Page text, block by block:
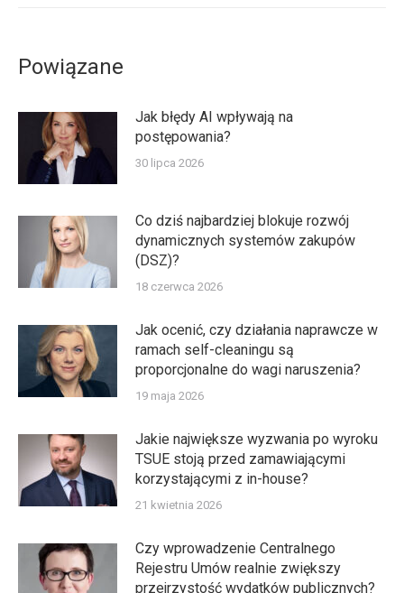
Powiązane
Jak błędy AI wpływają na
postępowania?
30 lipca 2026
Co dziś najbardziej blokuje rozwój
dynamicznych systemów zakupów
(DSZ)?
18 czerwca 2026
Jak ocenić, czy działania naprawcze w
ramach self-cleaningu są
proporcjonalne do wagi naruszenia?
19 maja 2026
Jakie największe wyzwania po wyroku
TSUE stoją przed zamawiającymi
korzystającymi z in-house?
21 kwietnia 2026
Czy wprowadzenie Centralnego
Rejestru Umów realnie zwiększy
przejrzystość wydatków publicznych?